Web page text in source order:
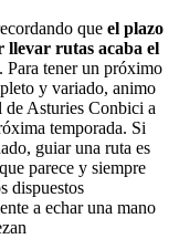
que el plazo
llevar rutas acaba el
. Para tener un próximo
y variado, animo
de Asturies Conbici a
temporada. Si
guiar una ruta es
parece y siempre
dispuestos
a echar una mano